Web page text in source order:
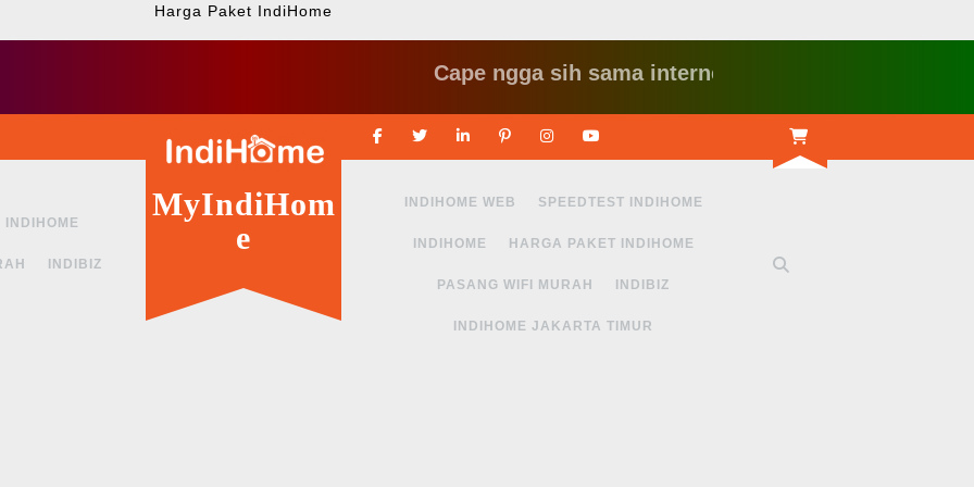
Harga Paket IndiHome
Cape ngga sih sama internet yang lambat gitu gitu aja
FacebookTwitter LinkedinPinterestInstagram
INDIHOME
INDIBIZ
MyIndiHom
e
INDIHOME WEB SPEEDTEST INDIHOME
INDIHOME HARGA PAKET INDIHOME
PASANG WIFI MURAH INDIBIZ
INDIHOME JAKARTA TIMUR